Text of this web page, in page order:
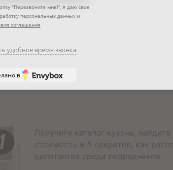
Получите каталог кухонь,
стоимость и 5 секретов, как
дилетантов среди подрядчиков.
"Перезвоните мне!", я даю свое
персональных данных и
соглашения
удобное время звонка
в